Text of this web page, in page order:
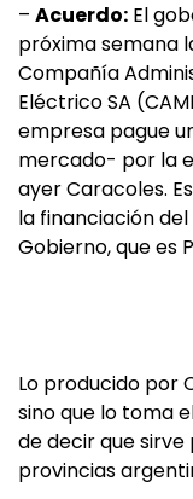
– Acuerdo: El
próxima semana
Compañía
Eléctrico SA
empresa pague
mercado- por la
ayer Caracoles.
la financiación
Gobierno, que es
Lo producido por
sino que lo toma
de decir que
provincias